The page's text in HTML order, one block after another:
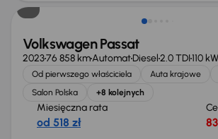
Volkswagen Passat
202376 858 kmAutomatDiesel2.0 TDI110 kW
Od pierwszego właściciela Auta krajowe
Salon Polska
+8 kolejnych
Miesięczna rata
od 518 zł